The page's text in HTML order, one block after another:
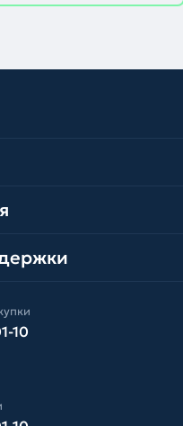
10